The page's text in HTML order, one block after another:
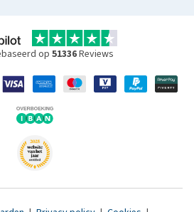
op 51336Reviews